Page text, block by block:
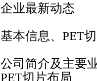
最新动态
息、PET切
简介及主要
切片布局